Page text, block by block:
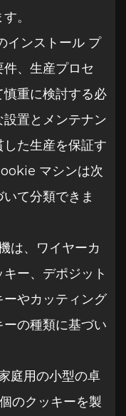
。
インストール プ
、生産プロセ
重に検討する必
置とメンテナン
た生産を保証す
マシンは次
て分類できま
は、ワイヤーカ
ー、デポジット
やカッティング
の種類に基づい
庭用の小型の卓
のクッキーを製